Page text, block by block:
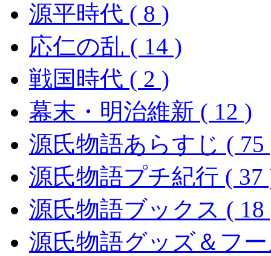
源平時代 ( 8 )
応仁の乱 ( 14 )
戦国時代 ( 2 )
幕末・明治維新 ( 12 )
源氏物語あらすじ ( 75
源氏物語プチ紀行 ( 37
源氏物語ブックス ( 18
源氏物語グッズ＆フ